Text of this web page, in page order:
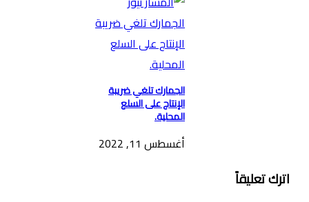
الجمارك تلغي ضريبة
الإنتاج على السلع
المحلية.
أغسطس 11, 2022
اترك تعليقاً